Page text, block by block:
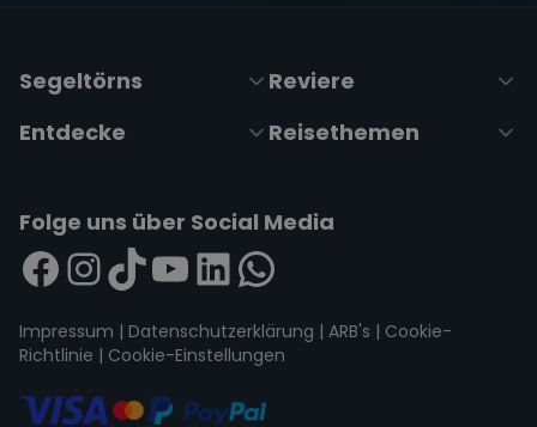
Segeltörns
Reviere
Entdecke
Reisethemen
Folge uns über Social Media
Impressum | Datenschutzerklärung | ARB's | Cookie-
Richtlinie | Cookie-Einstellungen